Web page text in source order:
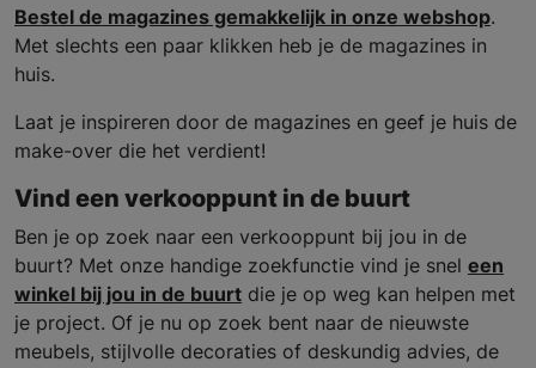
Bestel de magazines gemakkelijk in onze webshop.
Met slechts een paar klikken heb je de magazines in
huis.
Laat je inspireren door de magazines en geef je huis de
make-over die het verdient!
Vind een verkooppunt in de buurt
Ben je op zoek naar een verkooppunt bij jou in de
buurt? Met onze handige zoekfunctie vind je snel een
winkel bij jou in de buurt die je op weg kan helpen met
je project. Of je nu op zoek bent naar de nieuwste
meubels, stijlvolle decoraties of deskundig advies, de